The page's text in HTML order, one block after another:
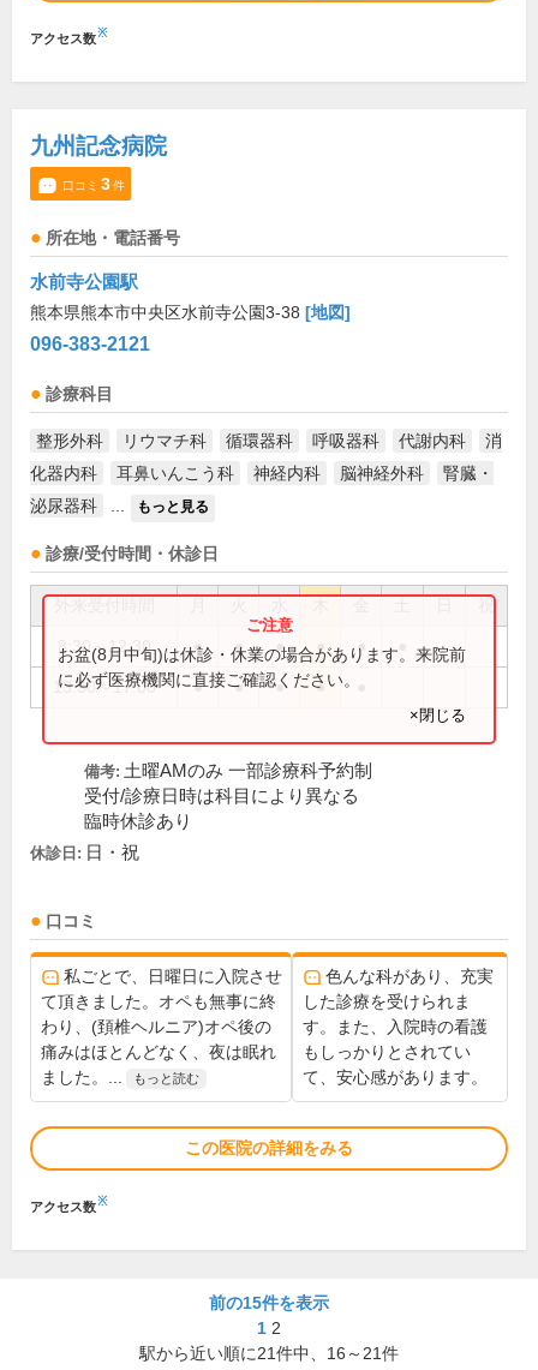
アクセス数※
九州記念病院
口コミ 3件
所在地・電話番号
水前寺公園駅
熊本県熊本市中央区水前寺公園3-38 [地図]
096-383-2121
診療科目
整形外科 リウマチ科 循環器科 呼吸器科 代謝内科
消
化器内科
耳鼻いんこう科 神経内科 脳神経外科
腎臓・
泌尿器科
もっと見る
診療/受付時間・休診日
祝
8:30～12:30 ● ● ● ● ●
13:30～17:00 ● ● ● ●
お盆(8月中旬)は休診・休業の場合があります。来院前
に必ず医療機関に直接ご確認ください。
×閉じる
備考: 土曜AMのみ 一部診療科予約制
受付/診療日時は科目により異なる
臨時休診あり
休診日: 日・祝
口コミ
私ごとで、日曜日に入院させ
て頂きました。オペも無事に終
わり、(頚椎ヘルニア)オペ後の
痛みはほとんどなく、夜は眠れ
ました。...
もっと読む
色んな科があり、充実
した診療を受けられま
す。また、入院時の看護
もしっかりとされてい
て、安心感があります。
この医院の詳細をみる
アクセス数※
前の15件を表示
1 2
駅から近い順に21件中、 16～21件